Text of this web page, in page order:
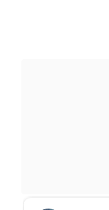
Очень
красотой!
Отзыв